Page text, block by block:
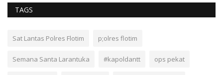
TAGS
Sat Lantas Polres Flotim p;olres flotim
Semana Santa Larantuka #kapoldantt ops pekat